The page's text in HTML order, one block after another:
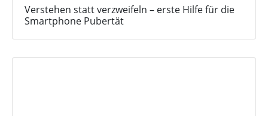
Verstehen statt verzweifeln – erste Hilfe für die
Smartphone Pubertät